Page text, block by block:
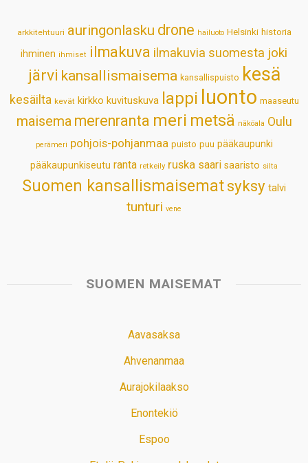
p
k
n
s
t
arkkitehtuuri auringonlasku drone hailuoto Helsinki historia
ihminen ihmiset ilmakuva ilmakuvia suomesta joki
järvi kansallismaisema kansallispuisto kesä
kesäilta kevät kirkko kuvituskuva lappi luonto maaseutu
maisema merenranta meri metsä näköala Oulu
perämeri pohjois-pohjanmaa puisto puu pääkaupunki
pääkaupunkiseutu ranta retkeily ruska saari saaristo silta
Suomen kansallismaisematsyksy talvi
tunturi vene
SUOMEN MAISEMAT
Aavasaksa
Ahvenanmaa
Aurajokilaakso
Enontekiö
Espoo